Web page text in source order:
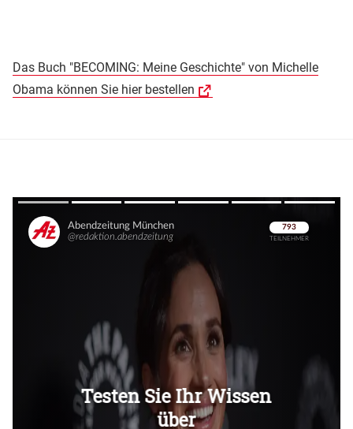
Das Buch "BECOMING: Meine Geschichte" von Michelle
Obama können Sie hier bestellen
Überspringen